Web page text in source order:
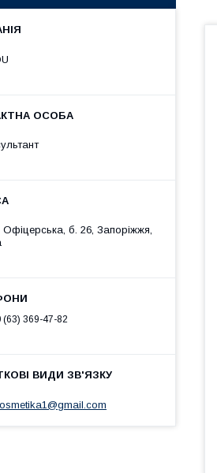
Офіцерська, б. 26, Запоріжжя,
(63) 369-47-82